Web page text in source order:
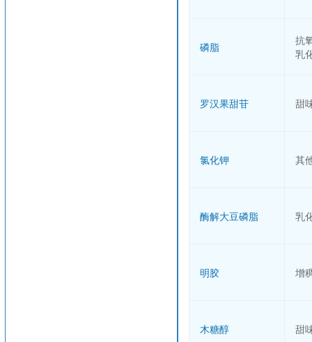
磷脂
抗
乳
罗汉果甜苷 甜
氯化钾 其
酶解大豆磷脂 乳
明胶 增
木糖醇 甜